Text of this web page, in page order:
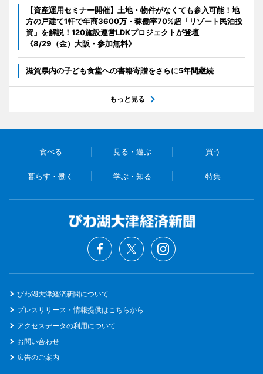
【資産運用セミナー開催】土地・物件がなくても参入可能！地
方の戸建て1軒で年商3600万・稼働率70%超「リゾート民泊投
資」を解説！120施設運営LDKプロジェクトが登壇
《8/29（金）大阪・参加無料》
滋賀県内の子ども食堂への書籍寄贈をさらに5年間継続
もっと見る
食べる 見る・遊ぶ 買う
暮らす・働く 学ぶ・知る 特集
びわ湖大津経済新聞について
プレスリリース・情報提供はこちらから
アクセスデータの利用について
お問い合わせ
広告のご案内